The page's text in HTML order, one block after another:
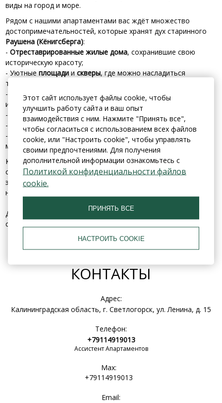
Этот сайт использует файлы cookie, чтобы
улучшить работу сайта и ваш опыт
взаимодействия с ним. Нажмите "Принять все",
чтобы согласиться с использованием всех файлов
cookie, или "Настроить cookie", чтобы управлять
своими предпочтениями. Для получения
дополнительной информации ознакомьтесь с
Политикой конфиденциальности файлов
cookie.
ПРИНЯТЬ ВСЕ
НАСТРОИТЬ COOKIE
виды на город и море.
Рядом с нашими апартаментами вас ждёт множество
достопримечательностей, которые хранят дух старинного
Раушена (Кёнигсберга):
-Отреставрированные жилые дома, сохранившие свою
историческую красоту;
- Уютныеплощади искверы, где можно насладиться
тишиной и природой;
- Очаровательные
скульптуры , которые рассказывают свои
истории;
- Знаменитая
водонапорная башня
— символ города;
-
Органный зал Макаровых
, где звучит волшебная музыка;
-
Набережная с променадом
, где можно насладиться
морским бризом и закатами.
Каждый уголок здесь пропитан атмосферой старины и
современного комфорта. Мы приглашаем вас окунуться в
эту уникальную гармонию и сделать ваш отдых
незабываемым.
Добро пожаловать в мир Искусство/жить
становится маленьким шедевром! 🌊✨
КОНТАКТЫ
Адрес:
Калининградская область, г. Светлогорск, ул. Ленина, д. 15
Телефон:
+79114919013
Ассистент Апартаментов
Max:
+79114919013
Email: